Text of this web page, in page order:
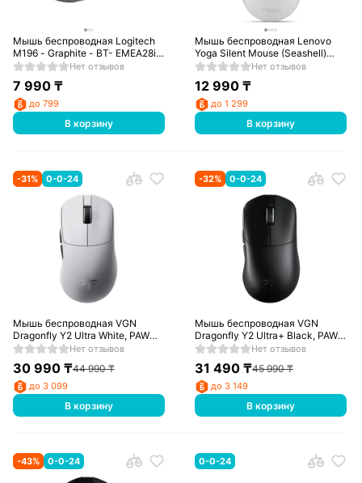
Мышь беспроводная Logitech
M196 - Graphite - BT- EMEA28i-
935
Нет отзывов
7 990₸
до 799
В корзину
Мышь беспроводная Lenovo
Yoga Silent Mouse (Seashell)
GY51S61925Нет отзывов
12 990 ₸
до 1 299
В корзину
-31% 0-0-24
Мышь беспроводная VGN
Dragonfly Y2 Ultra White, PAW
3950, 8K Hz, 500 мАч, 2,4 ГГц
Нет отзывов
30 990₸44 990₸
до 3 099
В корзину
-32% 0-0-24
Мышь беспроводная VGN
Dragonfly Y2 Ultra+ Black, PAW
3950, 8K Hz, 500 мАч, 2,4 ГГц
Нет отзывов
31 490 ₸45 990₸
до 3 149
В корзину
-43% 0-0-24 0-0-24